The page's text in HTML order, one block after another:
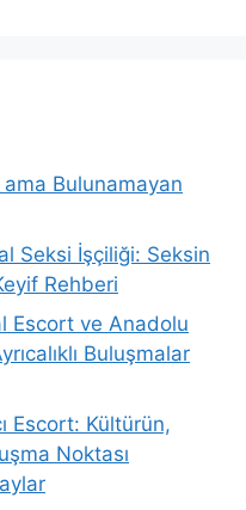
ama Bulunamayan
Seksi İşçiliği: Seksin
Rehberi
Escort ve Anadolu
Buluşmalar
Escort: Kültürün,
Noktası